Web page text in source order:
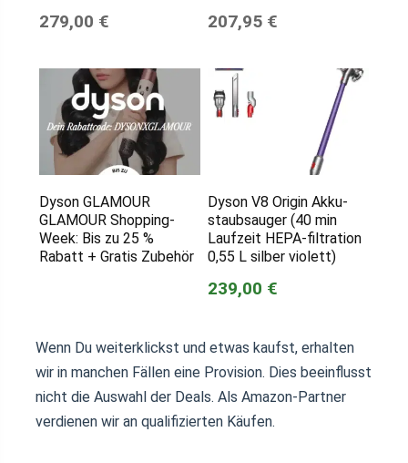
279,00 € 207,95 €
Dyson GLAMOUR
GLAMOUR Shopping-
Week: Bis zu 25 %
Rabatt + Gratis Zubehör
Dyson V8 Origin Akku-
staubsauger (40 min
Laufzeit HEPA-filtration
0,55 L silber violett)
239,00 €
Wenn Du weiterklickst und etwas kaufst, erhalten
wir in manchen Fällen eine Provision. Dies beeinflusst
nicht die Auswahl der Deals. Als Amazon-Partner
verdienen wir an qualifizierten Käufen.